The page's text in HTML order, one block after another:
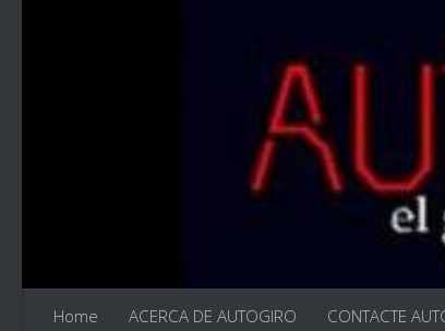
Home ACERCA DE AUTOGIRO CONTACTE